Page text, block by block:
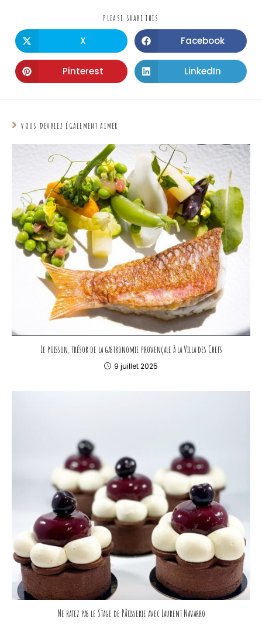
PLEASE SHARE THIS
X Facebook
Pinterest LinkedIn
VOUS DEVRIEZ ÉGALEMENT AIMER
Le poisson, trésor de la gastronomie provençale à la Villa des Chefs
9 juillet 2025
Ne ratez pas le Stage de Pâtisserie avec Laurent Navarro